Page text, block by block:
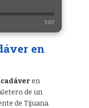
1:07
en
en
de un
de Tijuana.